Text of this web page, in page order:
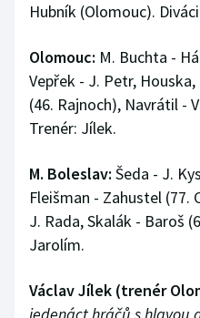
Veslování
Vodní slalom
Volejbal
Hubník (Olomouc).
Olomouc: M. Buchta -
Vepřek - J. Petr,
(46. Rajnoch), Navrátil -
Trenér: Jílek.
M. Boleslav: Šeda - J.
Fleišman - Zahustel (77.
J. Rada, Skalák - Baroš
Jarolím.
Václav Jílek (trenér